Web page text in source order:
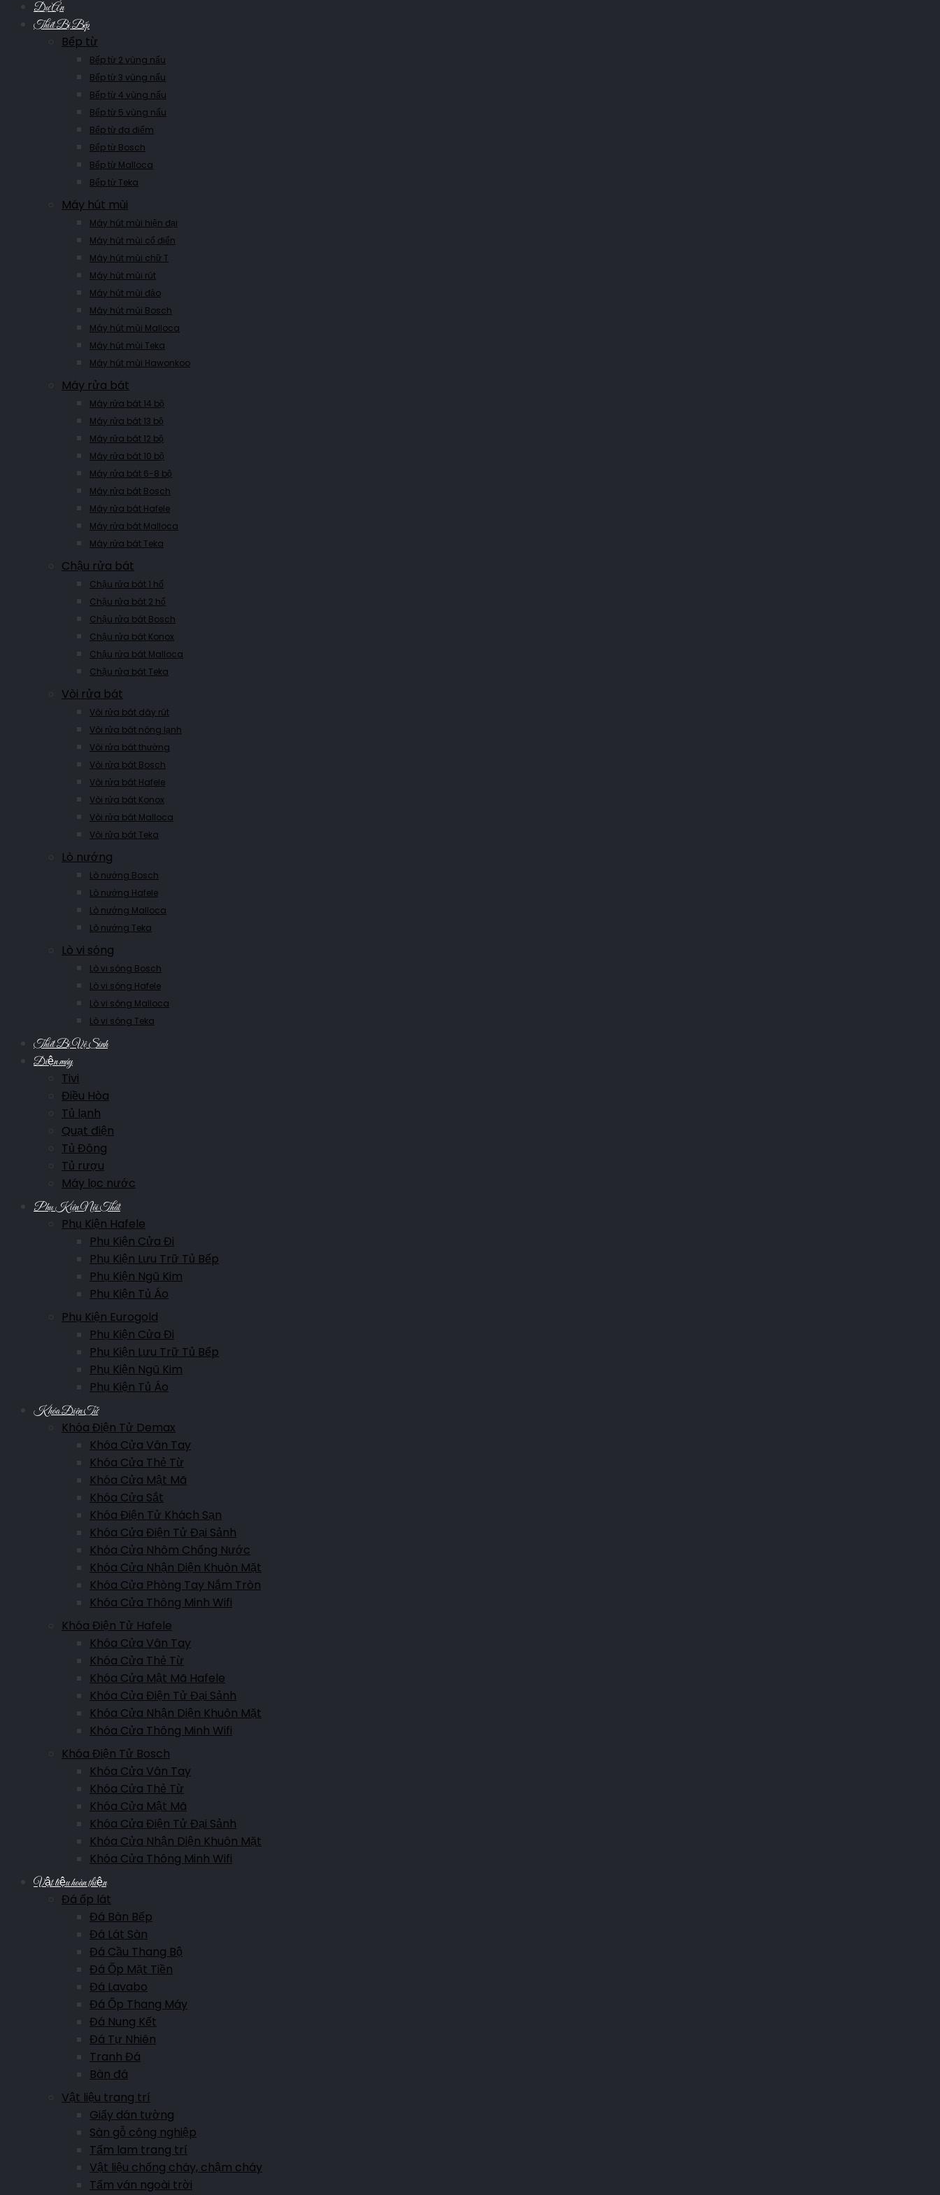
Dự Án
Thiết Bị Bếp
Bếp từ
Bếp từ 2 vùng nấu
Bếp từ 3 vùng nấu
Bếp từ 4 vùng nấu
Bếp từ 5 vùng nấu
Bếp từ đa điểm
Bếp từ Bosch
Bếp từ Malloca
Bếp từ Teka
Máy hút mùi
Máy hút mùi hiện đại
Máy hút mùi cổ điển
Máy hút mùi chữ T
Máy hút mùi rút
Máy hút mùi đảo
Máy hút mùi Bosch
Máy hút mùi Malloca
Máy hút mùi Teka
Máy hút mùi Hawonkoo
Máy rửa bát
Máy rửa bát 14 bộ
Máy rửa bát 13 bộ
Máy rửa bát 12 bộ
Máy rửa bát 10 bộ
Máy rửa bát 6-8 bộ
Máy rửa bát Bosch
Máy rửa bát Hafele
Máy rửa bát Malloca
Máy rửa bát Teka
Chậu rửa bát
Chậu rửa bát 1 hố
Chậu rửa bát 2 hố
Chậu rửa bát Bosch
Chậu rửa bát Konox
Chậu rửa bát Malloca
Chậu rửa bát Teka
Vòi rửa bát
Vòi rửa bát dây rút
Vòi rửa bát nóng lạnh
Vòi rửa bát thường
Vòi rửa bát Bosch
Vòi rửa bát Hafele
Vòi rửa bát Konox
Vòi rửa bát Malloca
Vòi rửa bát Teka
Lò nướng
Lò nướng Bosch
Lò nướng Hafele
Lò nướng Malloca
Lò nướng Teka
Lò vi sóng
Lò vi sóng Bosch
Lò vi sóng Hafele
Lò vi sóng Malloca
Lò vi sóng Teka
Thiết Bị Vệ Sinh
Điện máy
Tivi
Điều Hòa
Tủ lạnh
Quạt điện
Tủ Đông
Tủ rượu
Máy lọc nước
Phụ Kiện Nội Thất
Phụ Kiện Hafele
Phụ Kiện Cửa Đi
Phụ Kiện Lưu Trữ Tủ Bếp
Phụ Kiện Ngũ Kim
Phụ Kiện Tủ Áo
Phụ Kiện Eurogold
Phụ Kiện Cửa Đi
Phụ Kiện Lưu Trữ Tủ Bếp
Phụ Kiện Ngũ Kim
Phụ Kiện Tủ Áo
Khóa Điện Tử
Khóa Điện Tử Demax
Khóa Cửa Vân Tay
Khóa Cửa Thẻ Từ
Khóa Cửa Mật Mã
Khóa Cửa Sắt
Khóa Điện Tử Khách Sạn
Khóa Cửa Điện Tử Đại Sảnh
Khóa Cửa Nhôm Chống Nước
Khóa Cửa Nhận Diện Khuôn Mặt
Khóa Cửa Phòng Tay Nắm Tròn
Khóa Cửa Thông Minh Wifi
Khóa Điện Tử Hafele
Khóa Cửa Vân Tay
Khóa Cửa Thẻ Từ
Khóa Cửa Mật Mã Hafele
Khóa Cửa Điện Tử Đại Sảnh
Khóa Cửa Nhận Diện Khuôn Mặt
Khóa Cửa Thông Minh Wifi
Khóa Điện Tử Bosch
Khóa Cửa Vân Tay
Khóa Cửa Thẻ Từ
Khóa Cửa Mật Mã
Khóa Cửa Điện Tử Đại Sảnh
Khóa Cửa Nhận Diện Khuôn Mặt
Khóa Cửa Thông Minh Wifi
Vật liệu hoàn thiện
Đá ốp lát
Đá Bàn Bếp
Đá Lát Sàn
Đá Cầu Thang Bộ
Đá Ốp Mặt Tiền
Đá Lavabo
Đá Ốp Thang Máy
Đá Nung Kết
Đá Tự Nhiên
Tranh Đá
Bàn đá
Vật liệu trang trí
Giấy dán tường
Sàn gỗ công nghiệp
Tấm lam trang trí
Vật liệu chống cháy, chậm cháy
Tấm ván ngoài trời